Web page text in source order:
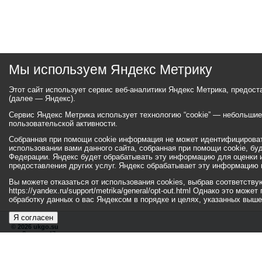
© 2026 ukgo.su
ул. Ленина, 47а
Мы используем Яндекс Метрику
Этот сайт использует сервис веб-аналитики Яндекс Метрика,
(далее — Яндекс).
Сервис Яндекс Метрика использует технологию “cookie” —
пользовательской активности.
Собранная при помощи cookie информация не может
использовании вами данного сайта, собранная при помощи cookie,
Федерации. Яндекс будет обрабатывать эту информацию для оценки
предоставления других услуг. Яндекс обрабатывает эту
Вы можете отказаться от использования cookies, выбрав
https://yandex.ru/support/metrika/general/opt-out.html Однако это может
обработку данных о вас Яндексом в порядке и целях, указанных
Я согласен